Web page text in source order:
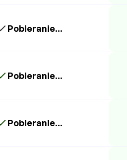
Pobieranie...
Pobieranie...
Pobieranie...